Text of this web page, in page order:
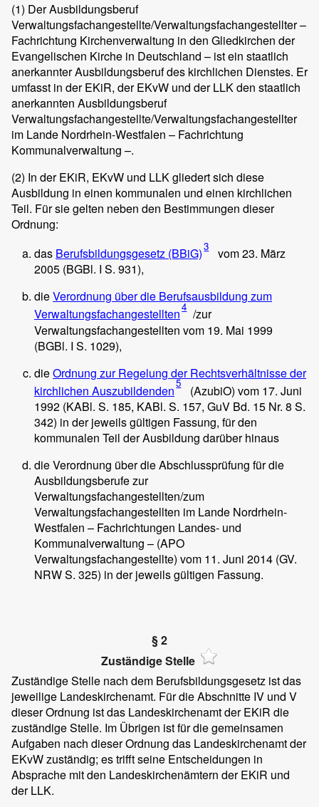
(1) Der Ausbildungsberuf
Verwaltungsfachangestellte/Verwaltungsfachangestellter –
Fachrichtung Kirchenverwaltung in den Gliedkirchen der
Evangelischen Kirche in Deutschland – ist ein staatlich
anerkannter Ausbildungsberuf des kirchlichen Dienstes. Er
umfasst in der EKiR, der EKvW und der LLK den staatlich
anerkannten Ausbildungsberuf
Verwaltungsfachangestellte/Verwaltungsfachangestellter
im Lande Nordrhein-Westfalen – Fachrichtung
Kommunalverwaltung –.
(2) In der EKiR, EKvW und LLK gliedert sich diese
Ausbildung in einen kommunalen und einen kirchlichen
Teil. Für sie gelten neben den Bestimmungen dieser
Ordnung:
das Berufsbildungsgesetz (BBiG)3
vom 23. März
2005 (BGBl. I S. 931),
dieVerordnung über die Berufsausbildung zum
Verwaltungsfachangestellten4 /zur
Verwaltungsfachangestellten vom 19. Mai 1999
(BGBl. I S. 1029),
dieOrdnung zur Regelung der Rechtsverhältnisse der
kirchlichen Auszubildenden5
(AzubiO) vom 17. Juni
1992 (KABl. S. 185, KABl. S. 157, GuV Bd. 15 Nr. 8 S.
342) in der jeweils gültigen Fassung, für den
kommunalen Teil der Ausbildung darüber hinaus
die Verordnung über die Abschlussprüfung für die
Ausbildungsberufe zur
Verwaltungsfachangestellten/zum
Verwaltungsfachangestellten im Lande Nordrhein-
Westfalen – Fachrichtungen Landes- und
Kommunalverwaltung – (APO
Verwaltungsfachangestellte) vom 11. Juni 2014 (GV.
NRW S. 325) in der jeweils gültigen Fassung.
§ 2
Zuständige Stelle
Zuständige Stelle nach dem Berufsbildungsgesetz ist das
jeweilige Landeskirchenamt. Für die Abschnitte IV und V
dieser Ordnung ist das Landeskirchenamt der EKiR die
zuständige Stelle. Im Übrigen ist für die gemeinsamen
Aufgaben nach dieser Ordnung das Landeskirchenamt der
EKvW zuständig; es trifft seine Entscheidungen in
Absprache mit den Landeskirchenämtern der EKiR und
der LLK.